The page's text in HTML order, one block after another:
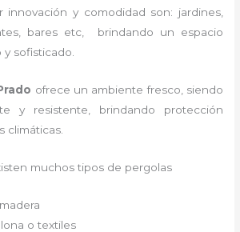
innovación y comodidad son: jardines,
bares etc, brindando un espacio
sofisticado.
ofrece un ambiente fresco, siendo
y resistente, brindando protección
climáticas.
muchos tipos de pergolas
o textiles